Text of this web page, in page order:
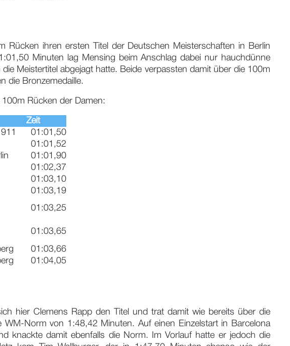
ihren ersten Titel der Deutschen Meisterschaften in Berlin
Minuten lag Mensing beim Anschlag dabei nur hauchdünne
Meistertitel abgejagt hatte. Beide verpassten damit über die 100m
die Bronzemedaille.
Rücken der Damen:
Zeit
01:01,50
01:01,52
01:01,90
01:02,37
01:03,10
01:03,19
01:03,25
01:03,65
01:03,66
01:04,05
hier Clemens Rapp den Titel und trat damit wie bereits über die
Norm von 1:48,42 Minuten. Auf einen Einzelstart in Barcelona
knackte damit ebenfalls die Norm. Im Vorlauf hatte er jedoch die